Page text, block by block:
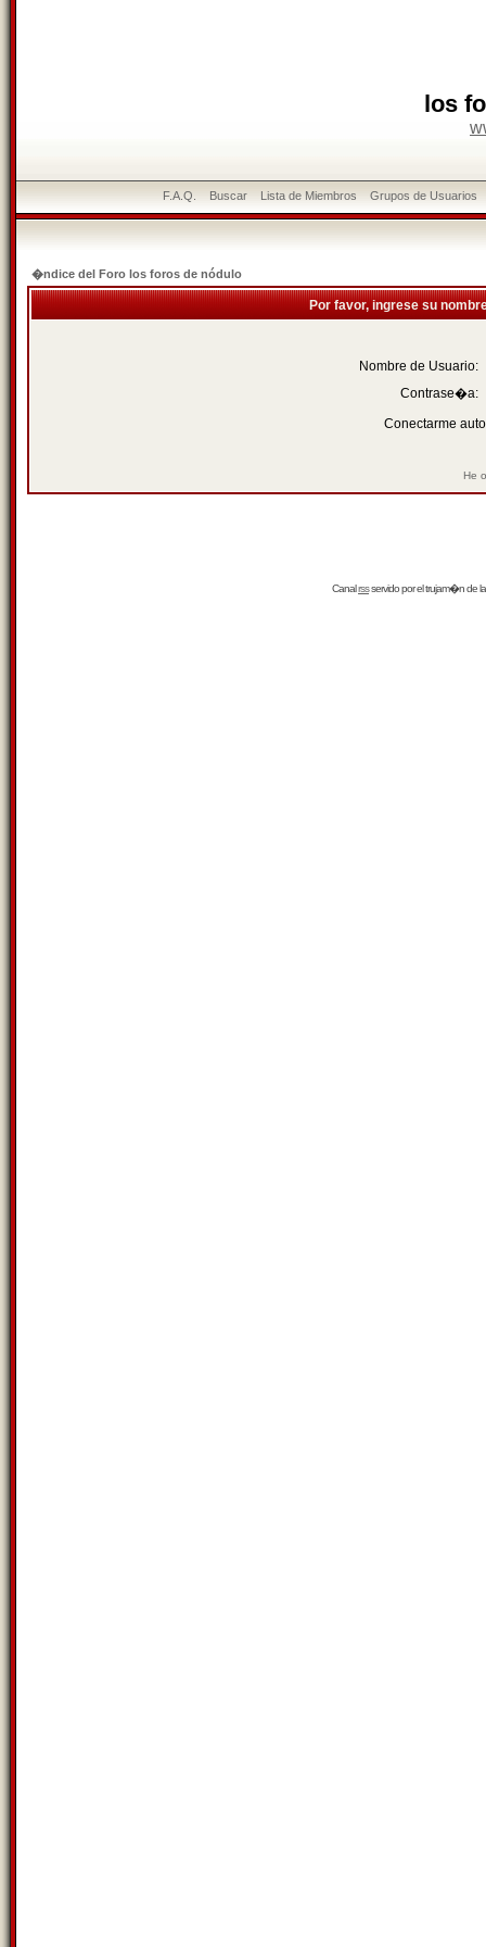
los
F.A.Q. Buscar Lista de Miembros Grupos de Usuarios
�ndice del Foro los foros de nódulo
Por favor, ingrese su
Nombre de Usuario:
Contrase�a:
Conectarme
He
Canalrssservido por eltrujam�nde